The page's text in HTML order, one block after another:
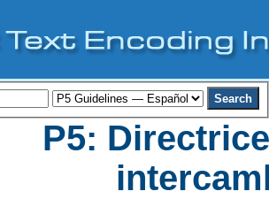
P5: